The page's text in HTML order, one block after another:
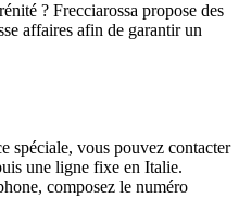
? Frecciarossa propose des
affaires afin de garantir un
spéciale, vous pouvez contacter
une ligne fixe en Italie.
composez le numéro